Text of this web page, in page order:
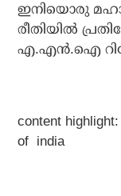
ഇനിയൊരു
രീതിയില്‍
എ.എന്‍.ഐ
content
of india